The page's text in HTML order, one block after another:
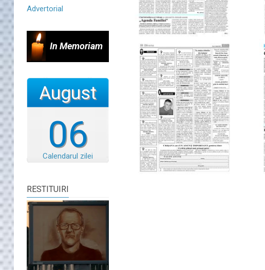
Advertorial
In Memoriam
06
August
Calendarul zilei
RESTITUIRI